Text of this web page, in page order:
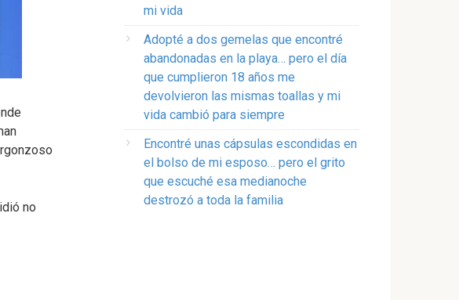
no
mi vida
Adopté a dos gemelas que encontré
abandonadas en la playa… pero el día
que cumplieron 18 años me
devolvieron las mismas toallas y mi
vida cambió para siempre
Encontré unas cápsulas escondidas en
el bolso de mi esposo… pero el grito
que escuché esa medianoche
destrozó a toda la familia